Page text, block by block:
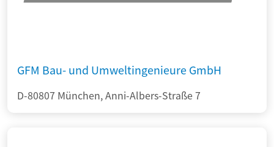
GFM Bau- und Umweltingenieure GmbH
D-80807 München, Anni-Albers-Straße 7